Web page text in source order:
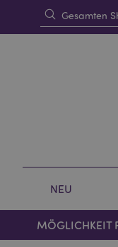
NEU
MÖGLICHKEIT